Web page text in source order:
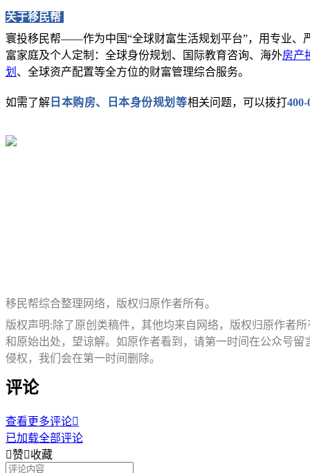
关于移民帮
寰投移民帮——作为中国“全球财富生活规划平台”，用专业、
富家庭及个人定制：全球身份规划、国际教育咨询、海外房产
划 、全球资产配置等全方位的财富管理综合服务。
如需了解日本购房、日本身份规划 等相关问题，可以拨打400-
移民帮综合整理网络，版权归原作者所有。
版权声明:除了原创类稿件，其他均来自网络，版权归原作者
和原始出处，望谅解。如原作者看到，请第一时间在公众号
侵权，我们会在第一时间删除。
评论
查看更多评论
已加载全部评论
赞收藏